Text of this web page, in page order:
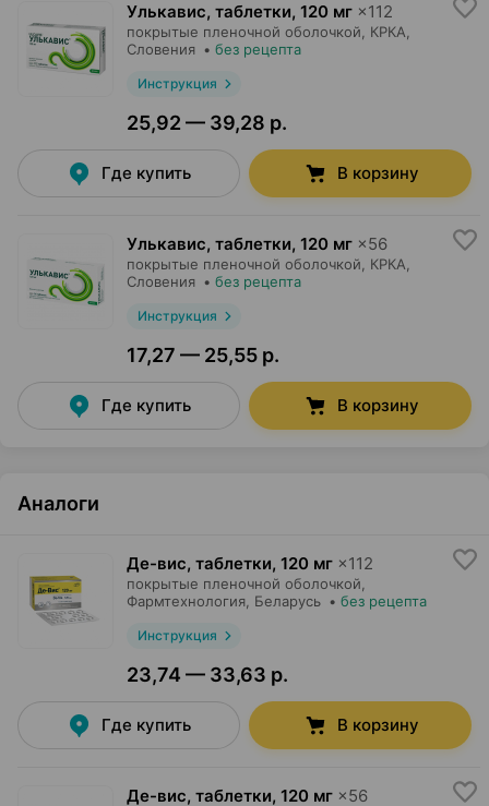
Улькавис, таблетки, 120 мг ×112
покрытые пленочной оболочкой, КРКА,
Словения • без рецепта
Инструкция
25,92 — 39,28 р.
Где купить В корзину
Улькавис, таблетки, 120 мг ×56
покрытые пленочной оболочкой, КРКА,
Словения • без рецепта
Инструкция
17,27 — 25,55 р.
Где купить В корзину
Аналоги
Де-вис, таблетки, 120 мг ×112
покрытые пленочной оболочкой,
Фармтехнология, Беларусь • без рецепта
Инструкция
23,74 — 33,63 р.
Где купить В корзину
Де-вис, таблетки, 120 мг ×56